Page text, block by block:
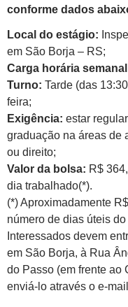
conforme dados
Local do estágio:
em São Borja – RS;
Carga horária
Turno: Tarde (das
feira;
Exigência: estar
graduação na áreas de
ou direito;
Valor da bolsa: R$
dia trabalhado(*).
(*) Aproximadamente
número de dias úteis do
Interessados devem
em São Borja, à Rua
do Passo (em frente ao
enviá-lo através o e-mail